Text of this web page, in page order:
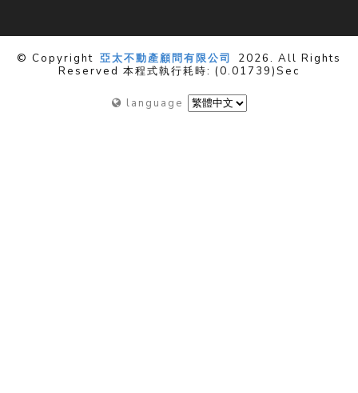
© Copyright 亞太不動產顧問有限公司
2026. All Rights
Reserved 本程式執行耗時: (0.01739)sec
language